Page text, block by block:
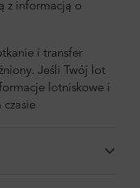
z informacją o
i transfer
Jeśli Twój lot
lotniskowe i
czasie